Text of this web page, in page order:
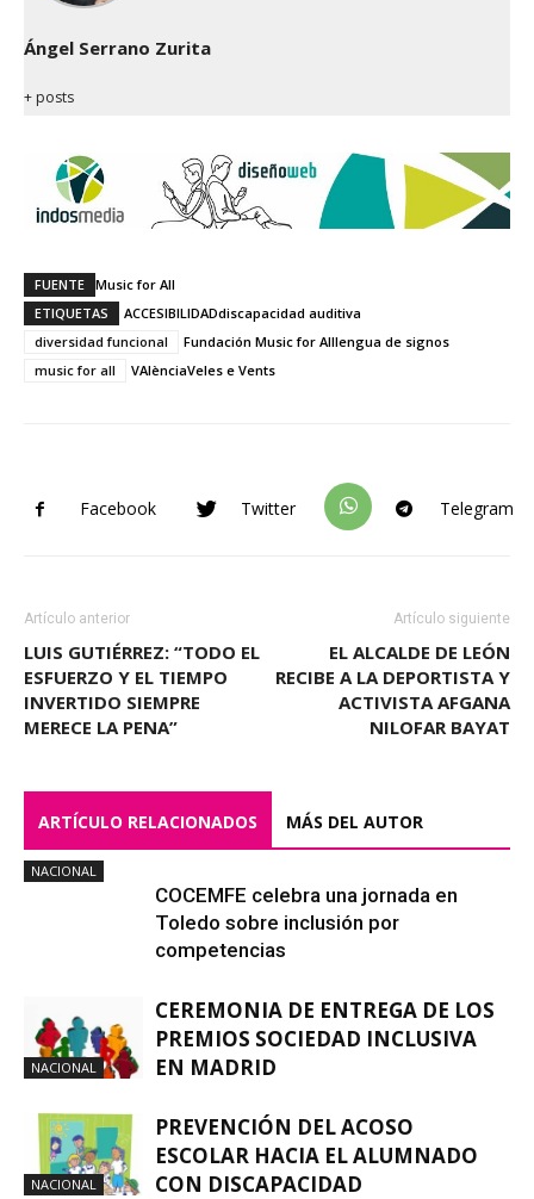
Ángel Serrano Zurita
+ posts
FUENTE Music for All
ETIQUETAS
ACCESIBILIDADdiscapacidad auditiva
diversidad funcional
Fundación Music for Alllengua de signos
music for all
VAlènciaVeles e Vents
Facebook Twitter Telegram
Artículo anterior
LUIS GUTIÉRREZ: “TODO EL
ESFUERZO Y EL TIEMPO
INVERTIDO SIEMPRE
MERECE LA PENA”
Artículo siguiente
EL ALCALDE DE LEÓN
RECIBE A LA DEPORTISTA Y
ACTIVISTA AFGANA
NILOFAR BAYAT
ARTÍCULO RELACIONADOS MÁS DEL AUTOR
NACIONAL
COCEMFE celebra una jornada en
Toledo sobre inclusión por
competencias
NACIONAL
CEREMONIA DE ENTREGA DE LOS
PREMIOS SOCIEDAD INCLUSIVA
EN MADRID
NACIONAL
PREVENCIÓN DEL ACOSO
ESCOLAR HACIA EL ALUMNADO
CON DISCAPACIDAD